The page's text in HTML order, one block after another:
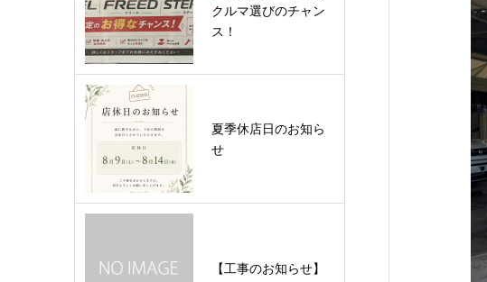
クルマ選びのチャン
ス！
夏季休店日のお知ら
せ
【工事のお知らせ】